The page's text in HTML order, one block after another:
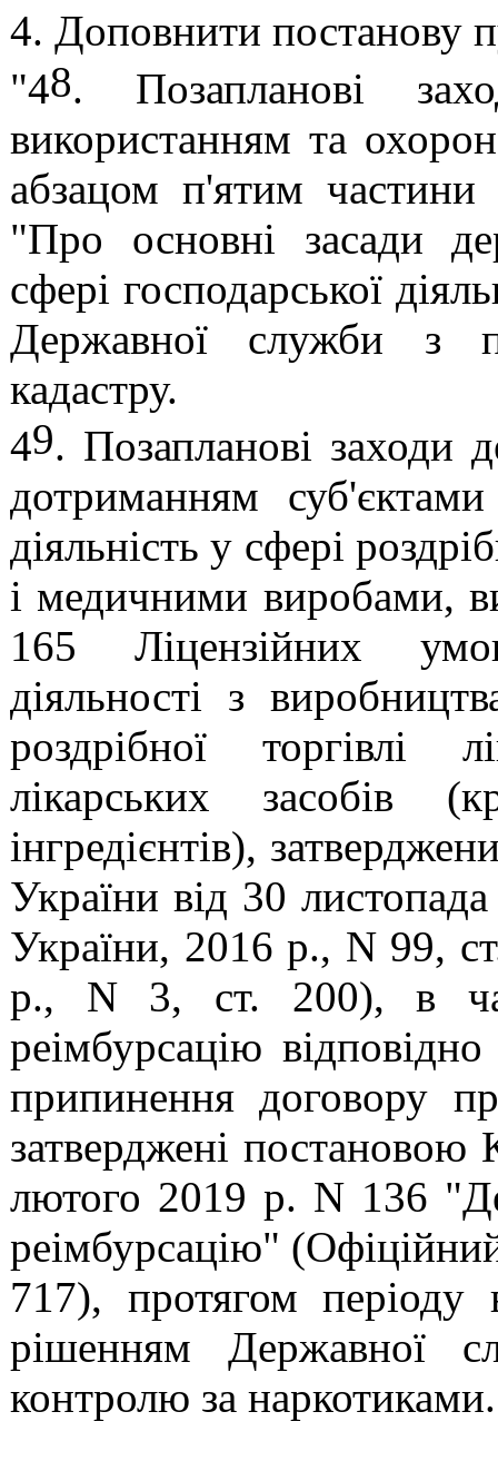
4. Доповнити постанову
"48. Позапланові
використанням та
абзацом п'ятим частини
"Про основні засади
сфері господарської
Державної служби з
кадастру.
49. Позапланові заходи
дотриманням
діяльність у сфері
і медичними виробами,
165 Ліцензійних
діяльності з
роздрібної торгівлі
лікарських засобів
інгредієнтів),
України від 30
України, 2016 р., N 99,
р., N 3, ст. 200), в
реімбурсацію
припинення договору
затверджені постановою
лютого 2019 р. N 136
реімбурсацію"
717), протягом періоду
рішенням Державної
контролю за